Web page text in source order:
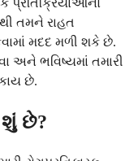
પ્રતિક્રિયાઓનો
તમને રાહત
મદદ મળી શકે છે.
ભવિષ્યમાં તમારી
છે.
શું છે?